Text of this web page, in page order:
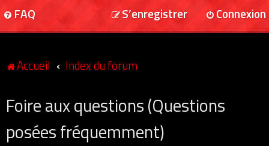
FAQ Connexion
S’enregistrer
Accueil Index du forum
Foire aux questions (Questions
posées fréquemment)